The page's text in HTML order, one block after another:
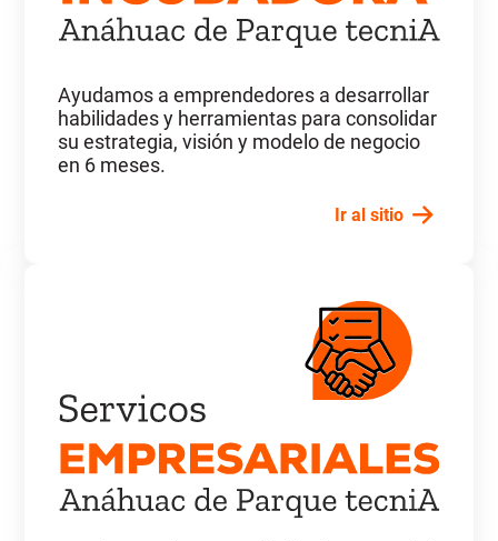
Ayudamos a emprendedores a desarrollar
habilidades y herramientas para consolidar
su estrategia, visión y modelo de negocio
en 6 meses.
Ir al sitio